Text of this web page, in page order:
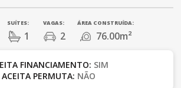
SUÍTES:
1
VAGAS:
2
ÁREA CONSTRUÍDA:
76.00m²
FINANCIAMENTO: SIM
ACEITA PERMUTA: NÃO